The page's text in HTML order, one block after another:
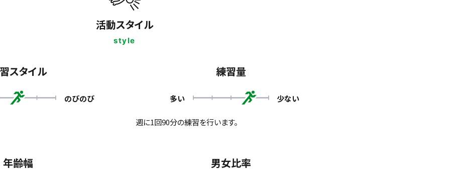
活動スタイル
style
スタイル
のびのび
練習量
多い 少ない
週に1回90分の練習を行います。
年齢幅 男女比率